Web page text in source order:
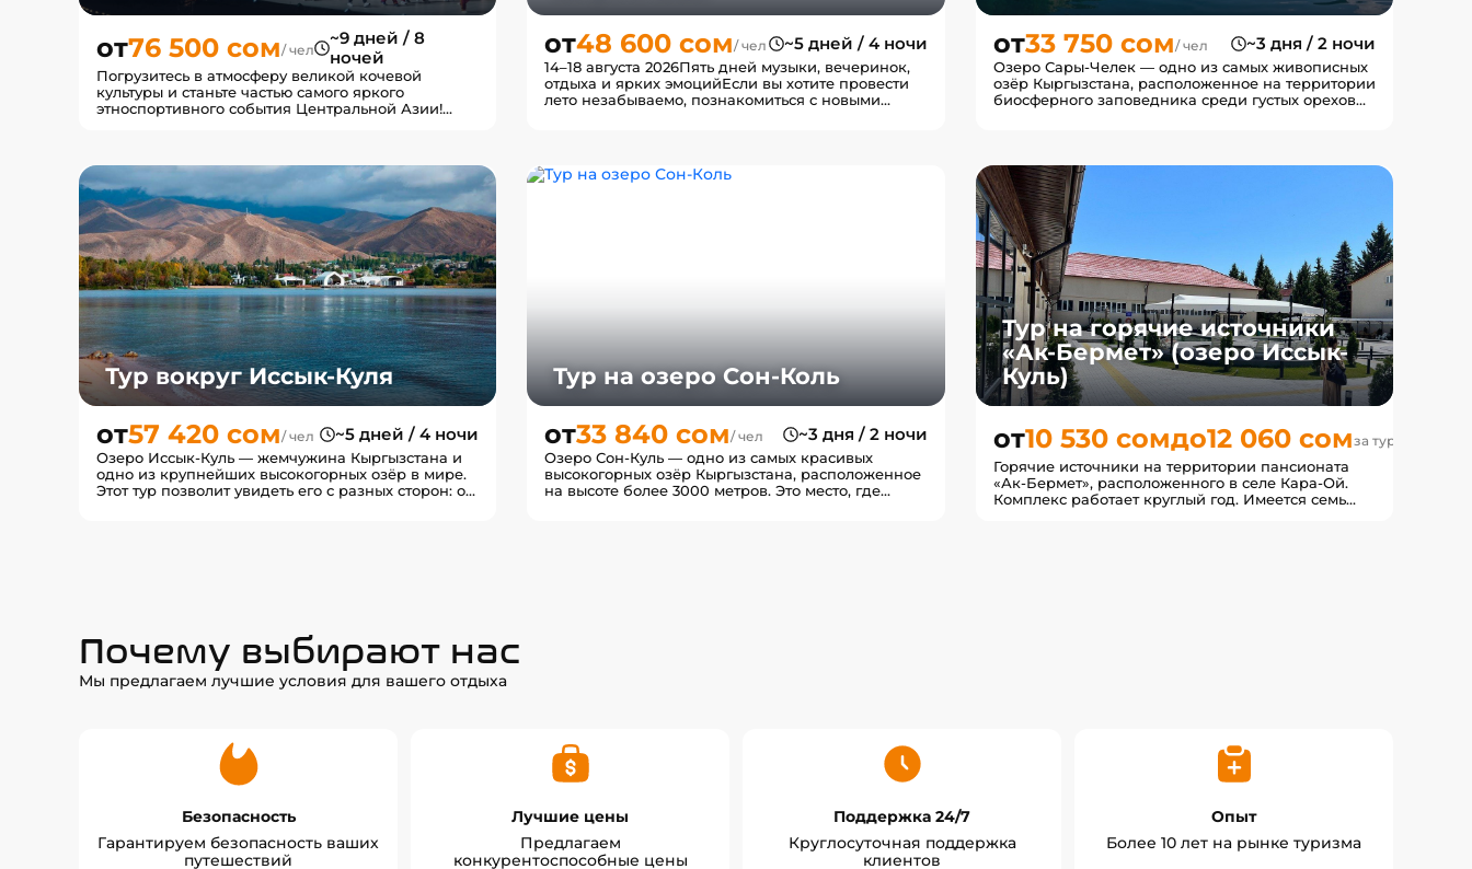
от76 500 сом/ чел
~9 дней / 8
ночей
Погрузитесь в атмосферу великой кочевой
культуры и станьте частью самого яркого
этноспортивного события Центральной Азии!
от48 600 сом/ чел ~5 дней / 4 ночи
14–18 августа 2026Пять дней музыки, вечеринок,
отдыха и ярких эмоцийЕсли вы хотите провести
лето незабываемо, познакомиться с новыми
от33 750 сом/ чел ~3 дня / 2 ночи
Озеро Сары-Челек — одно из самых живописных
озёр Кыргызстана, расположенное на территории
биосферного заповедника среди густых ореховых
Тур вокруг Иссык-Куля
от57 420 сом/ чел ~5 дней / 4 ночи
Озеро Иссык-Куль — жемчужина Кыргызстана и
одно из крупнейших высокогорных озёр в мире.
Этот тур позволит увидеть его с разных сторон: от
Тур на озеро Сон-Коль
от33 840 сом/ чел ~3 дня / 2 ночи
Озеро Сон-Куль — одно из самых красивых
высокогорных озёр Кыргызстана, расположенное
на высоте более 3000 метров. Это место, где
Тур на горячие источники
«Ак-Бермет» (озеро Иссык-
Куль)
от10 530 сомдо12 060 сомза тур
Горячие источники на территории пансионата
«Ак-Бермет», расположенного в селе Кара-Ой.
Комплекс работает круглый год. Имеется семь
Почему выбирают нас
Мы предлагаем лучшие условия для вашего отдыха
Безопасность
Гарантируем безопасность ваших
путешествий
Лучшие цены
Предлагаем
конкурентоспособные цены
Поддержка 24/7
Круглосуточная поддержка
клиентов
Опыт
Более 10 лет на рынке туризма